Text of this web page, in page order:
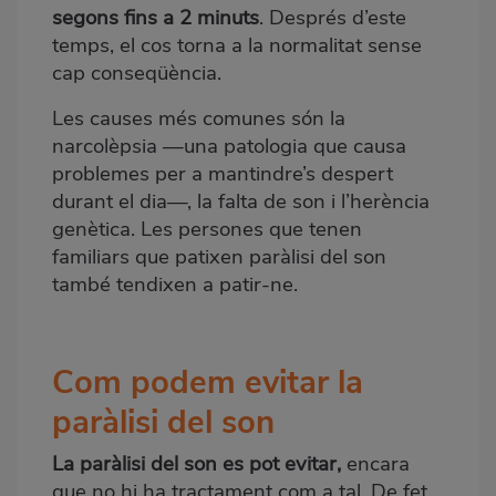
segons fins a 2 minuts. Després d’este
temps, el cos torna a la normalitat sense
cap conseqüència.
Les causes més comunes són la
narcolèpsia —una patologia que causa
problemes per a mantindre’s despert
durant el dia—, la falta de son i l’herència
genètica. Les persones que tenen
familiars que patixen paràlisi del son
també tendixen a patir-ne.
Com podem evitar la
paràlisi del son
La paràlisi del son es pot evitar, encara